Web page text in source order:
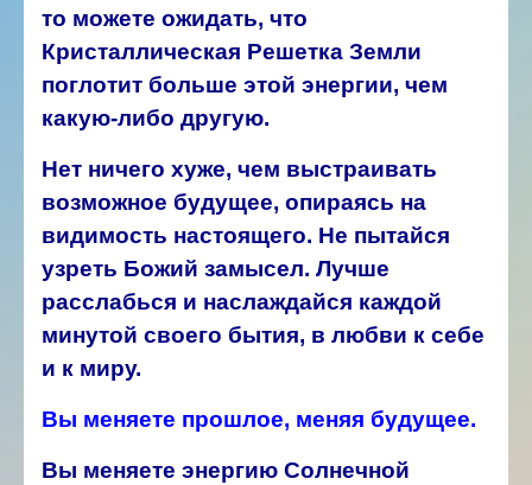
то можете ожидать, что
Кристаллическая Решетка Земли
поглотит больше этой энергии, чем
какую-либо другую.
Нет ничего хуже, чем выстраивать
возможное будущее, опираясь на
видимость настоящего. Не пытайся
узреть Божий замысел. Лучше
расслабься и наслаждайся каждой
минутой своего бытия, в любви к себе
и к миру.
Вы меняете прошлое, меняя будущее.
Вы меняете энергию Солнечной